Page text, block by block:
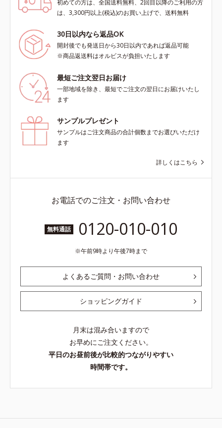
初めての方は、全国送料無料、2回目以降のご利用の方
は、3,300円以上(税込)のお買い上げで、送料無料
30日以内なら返品OK
開封後でも発送日から30日以内であれば返品可能
※商品返送料はオルビスが負担いたします
最短ご注文翌日お届け
一部地域を除き、最短でご注文の翌日にお届けいたし
ます
サンプルプレゼント
サンプルはご注文商品の合計個数までお選びいただけ
ます
詳しくはこちら
お電話でのご注文・お問い合わせ
無料通話 0120-010-010
午前9時より午後7時まで
よくあるご質問・お問い合わせ
ショッピングガイド
月末は混み合いますので
お早めにご注文ください。
平日のお昼前後が比較的つながりやすい
時間帯です。